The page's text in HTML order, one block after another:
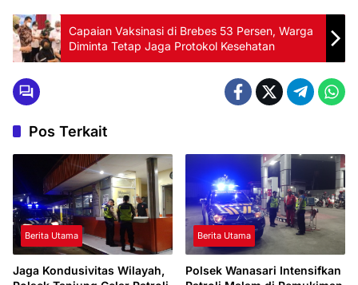
Capaian Vaksinasi di Brebes 53 Persen, Warga
Diminta Tetap Jaga Protokol Kesehatan
Pos Terkait
Berita Utama
Jaga Kondusivitas Wilayah,
Berita Utama
Polsek Wanasari Intensifkan